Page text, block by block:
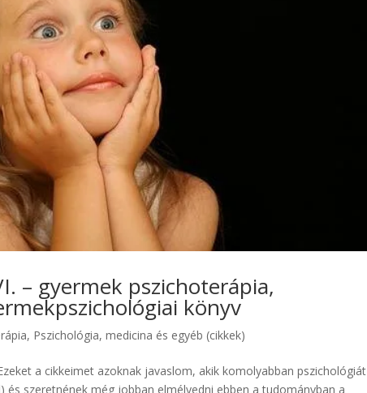
– gyermek pszichoterápia,
könyv
, Pszichológia, medicina és egyéb (cikkek)
a cikkeimet azoknak javaslom, akik komolyabban pszichológiát
és szeretnének még jobban elmélyedni ebben a tudományban a